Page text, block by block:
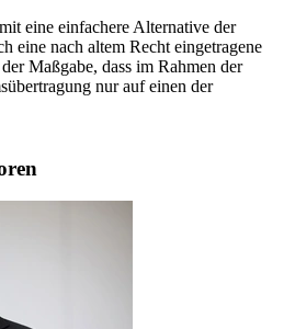
eine einfachere Alternative der
eine nach altem Recht eingetragene
Maßgabe, dass im Rahmen der
nur auf einen der